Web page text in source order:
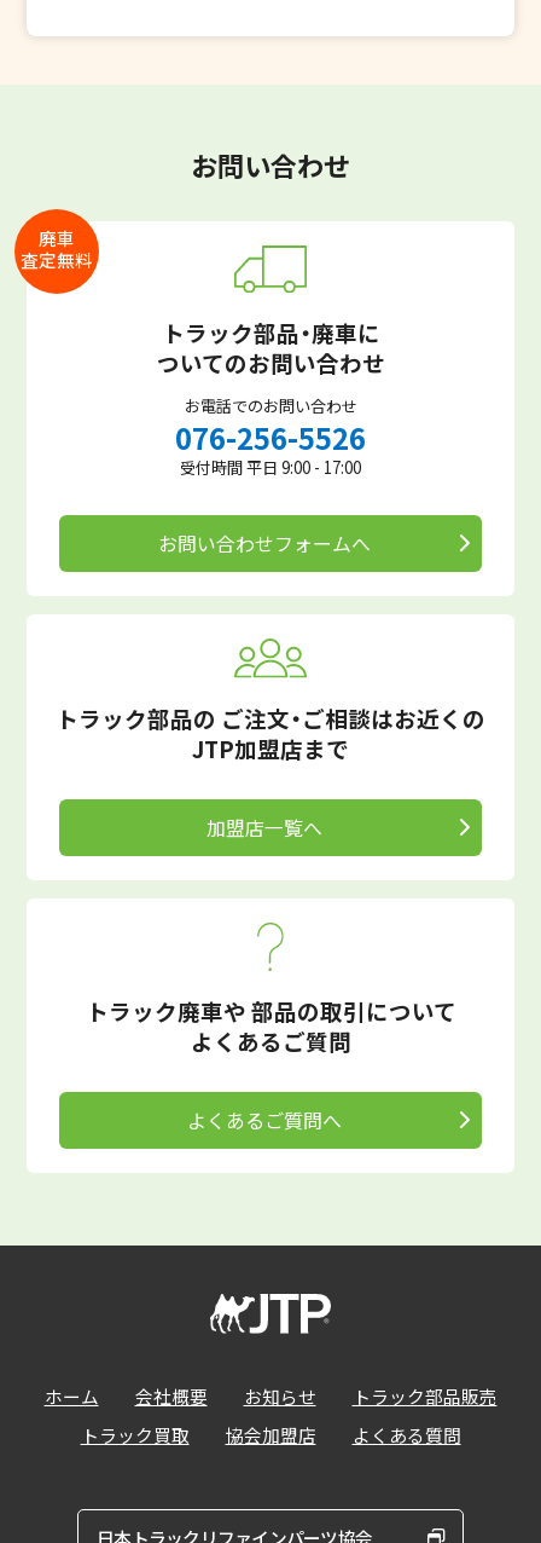
お問い合わせ
廃車
査定無料
トラック部品・廃車に
ついてのお問い合わせ
お電話でのお問い合わせ
076-256-5526
受付時間 平日 9:00 - 17:00
お問い合わせフォームへ
トラック部品の ご注文・ご相談はお近くの
JTP加盟店まで
加盟店一覧へ
トラック廃車や部品の取引について
よくあるご質問
よくあるご質問へ
ホーム 会社概要 お知らせ
トラック部品販売
トラック買取
協会加盟店 よくある質問
日本トラックリファインパーツ協会